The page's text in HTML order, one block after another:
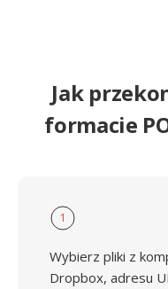
Jak
formacie
1
Wybierz pliki z
Dropbox, adresu